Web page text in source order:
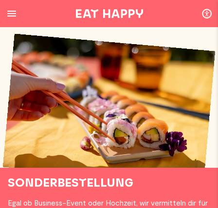
TO
MAIN
CONTENT
SONDERBESTELLUNG
Egal ob Business-Event oder Hochzeit, wir vermitteln dir für